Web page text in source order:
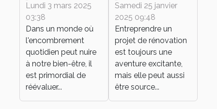
débarras pour
un espace
épuré et
fonctionnel
Lundi 3 mars 2025
03:38
Dans un monde où
l'encombrement
quotidien peut nuire
à notre bien-être, il
est primordial de
réévaluer...
meilleurs
matériaux
pour votre
projet de
rénovation
Samedi 25 janvier
2025 09:48
Entreprendre un
projet de rénovation
est toujours une
aventure excitante,
mais elle peut aussi
être source...